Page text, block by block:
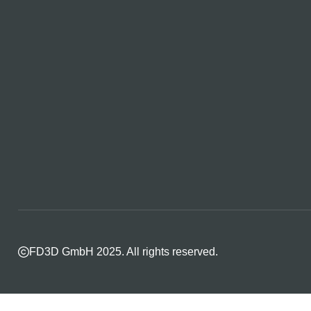
FD3D GmbH 2025. All rights reserved.